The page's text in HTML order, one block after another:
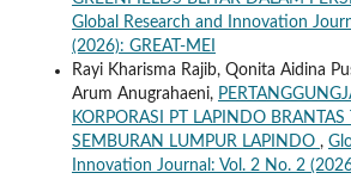
Global Research and Innovation
(2026): GREAT-MEI
Rayi Kharisma Rajib, Qonita Aidina
Arum Anugrahaeni,
KORPORASI PT LAPINDO BRANTAS
SEMBURAN LUMPUR LAPINDO ,
Innovation Journal: Vol. 2 No. 2